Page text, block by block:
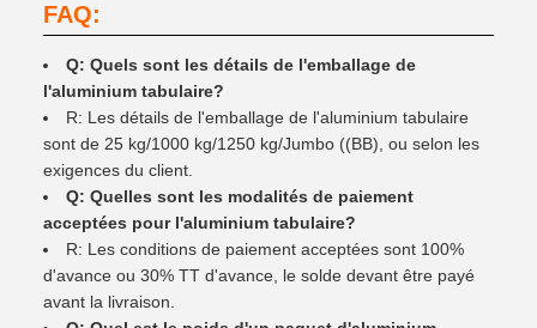
FAQ:
Q: Quels sont les détails de l'emballage de
l'aluminium tabulaire?
R: Les détails de l'emballage de l'aluminium tabulaire
sont de 25 kg/1000 kg/1250 kg/Jumbo ((BB), ou selon les
exigences du client.
Q: Quelles sont les modalités de paiement
acceptées pour l'aluminium tabulaire?
R: Les conditions de paiement acceptées sont 100%
d'avance ou 30% TT d'avance, le solde devant être payé
avant la livraison.